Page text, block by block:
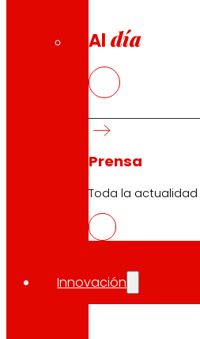
Al día
Prensa
Toda la actualidad
Innovación